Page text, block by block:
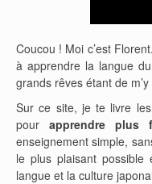
Coucou ! Moi c’est
à apprendre la langue
grands rêves étant de
Sur ce site, je te livre les
pourapprendre plus
enseignement simple,
le plus plaisant possible
langue et la culture